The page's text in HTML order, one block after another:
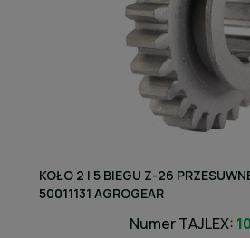
KOŁO 2 I 5 BIEGU Z-26
50011131 AGROGEAR
Numer TAJLEX: